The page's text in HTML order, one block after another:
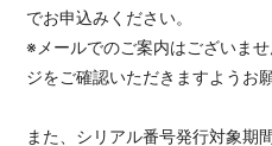
でお申込みください。
※メールでのご案内はございま
ジをご確認いただきますようお
また、シリアル番号発行対象期